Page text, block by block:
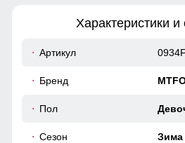
Характеристики
Артикул 0934F
Бренд
Пол
Сезон Зима